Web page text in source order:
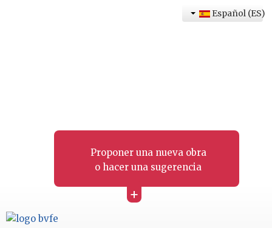
Proponer una nueva obra
o hacer una sugerencia
+
Español (ES)